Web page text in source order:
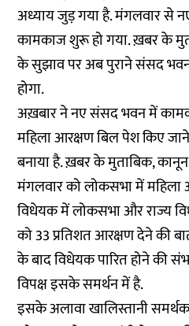
अध्याय जुड़ गया है. मंगलवार से
कामकाज शुरू हो गया. ख़बर के
के सुझाव पर अब पुराने संसद भवन
होगा.
अख़बार ने नए संसद भवन में
महिला आरक्षण बिल पेश किए
बनाया है. ख़बर के मुताबिक,
मंगलवार को लोकसभा में महिला
विधेयक में लोकसभा और राज्य
को 33 प्रतिशत आरक्षण देने की
के बाद विधेयक पारित होने की
विपक्ष इसके समर्थन में है.
इसके अलावा खालिस्तानी समर्थक